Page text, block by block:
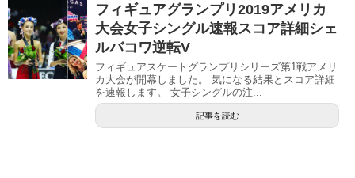
フィギュアグランプリ2019アメリカ
大会女子シングル速報スコア詳細シェ
ルバコワ逆転V
フィギュアスケートグランプリシリーズ第1戦アメリ
カ大会が開幕しました。 気になる結果とスコア詳細
を速報します。 女子シングルの注...
記事を読む